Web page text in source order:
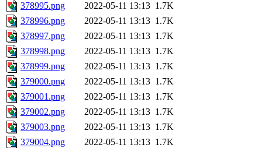
378995.png
2022-05-11 13:13 1.7K
378996.png
2022-05-11 13:13 1.7K
378997.png
2022-05-11 13:13 1.7K
378998.png
2022-05-11 13:13 1.7K
378999.png
2022-05-11 13:13 1.7K
379000.png
2022-05-11 13:13 1.7K
379001.png
2022-05-11 13:13 1.7K
379002.png
2022-05-11 13:13 1.7K
379003.png
2022-05-11 13:13 1.7K
379004.png
2022-05-11 13:13 1.7K